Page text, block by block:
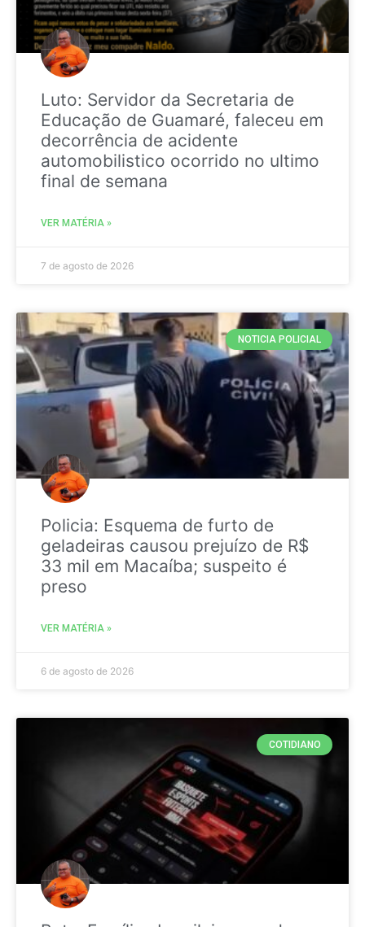
Luto: Servidor da Secretaria de
Educação de Guamaré, faleceu em
decorrência de acidente
automobilistico ocorrido no ultimo
final de semana
VER MATÉRIA »
7 de agosto de 2026
NOTICIA POLICIAL
Policia: Esquema de furto de
geladeiras causou prejuízo de R$
33 mil em Macaíba; suspeito é
preso
VER MATÉRIA »
6 de agosto de 2026
COTIDIANO